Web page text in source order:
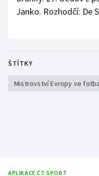
Janko. Rozhodčí: De
ŠTÍTKY
Mistrovství Evropy ve
APLIKACE ČT SPORT